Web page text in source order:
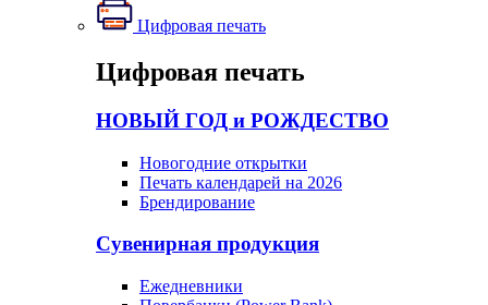
Цифровая печать
Цифровая печать
НОВЫЙ ГОД и РОЖДЕСТВО
Новогодние открытки
Печать календарей на 2026
Брендирование
Сувенирная продукция
Ежедневники